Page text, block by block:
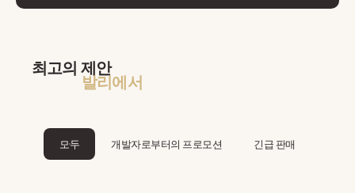
최고의 제안
발리에서
모두 개발자로부터의 프로모션 긴급 판매